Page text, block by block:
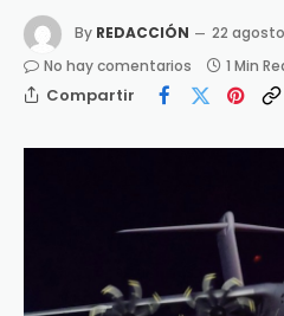
By REDACCIÓN
22
No hay comentarios
1 Min
Compartir